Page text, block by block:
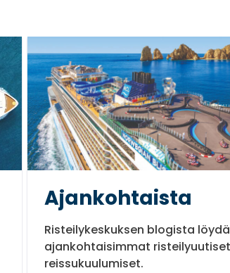
Ajankohtaista
Risteilykeskuksen blogista
ajankohtaisimmat
reissukuulumiset.